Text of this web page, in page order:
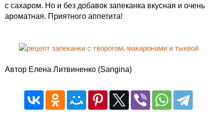
с сахаром. Но и без добавок запеканка вкусная и очень
ароматная. Приятного аппетита!
Автор Елена Литвиненко (Sangina)